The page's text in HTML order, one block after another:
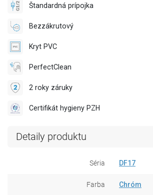
Štandardná prípojka
Bezzákrutový
Kryt PVC
PerfectClean
2 roky záruky
Certifikát hygieny PZH
Detaily produktu
Séria DF17
Farba Chróm